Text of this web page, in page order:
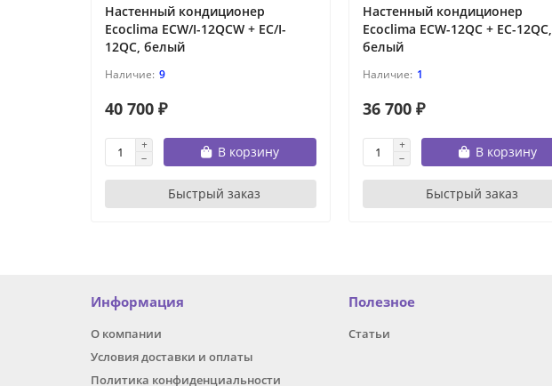
Настенный кондиционер
Ecoclima ECW/I-12QCW + EC/I-
12QC, белый
9
40 700 ₽
В корзину
Быстрый заказ
Настенный кондиционер
Ecoclima ECW-12QC + EC-12QC,
белый
1
36 700 ₽
В корзину
Быстрый заказ
Информация
О компании
Условия доставки и оплаты
Политика конфиденциальности
Полезное
Статьи